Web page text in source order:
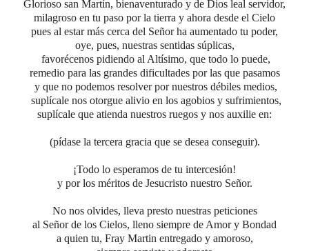
Glorioso san Martín, bienaventurado y de Dios leal servidor,
milagroso en tu paso por la tierra y ahora desde el Cielo
pues al estar más cerca del Señor ha aumentado tu poder,
oye, pues, nuestras sentidas súplicas,
favorécenos pidiendo al Altísimo, que todo lo puede,
remedio para lasgrandes dificultades por las que pasamos
y que no podemos resolver por nuestros débiles medios,
suplícale nos otorgue alivio en los agobios y sufrimientos,
suplícale que atienda nuestros ruegos y nos auxilie en:
(pídase la tercera gracia que se desea conseguir).
¡Todo lo esperamos de tu intercesión!
y por los méritos de Jesucristo nuestro Señor.
No nos olvides, lleva presto nuestras peticiones
al Señor de los Cielos, lleno siempre de Amor y Bondad
a quien tu, Fray Martin entregado y amoroso,